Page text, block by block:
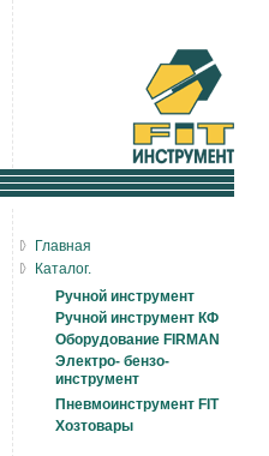
Главная
Каталог.
Ручной инструмент
Ручной инструмент КФ
Оборудование FIRMAN
Электро- бензо-
инструмент
Пневмоинструмент FIT
Хозтовары